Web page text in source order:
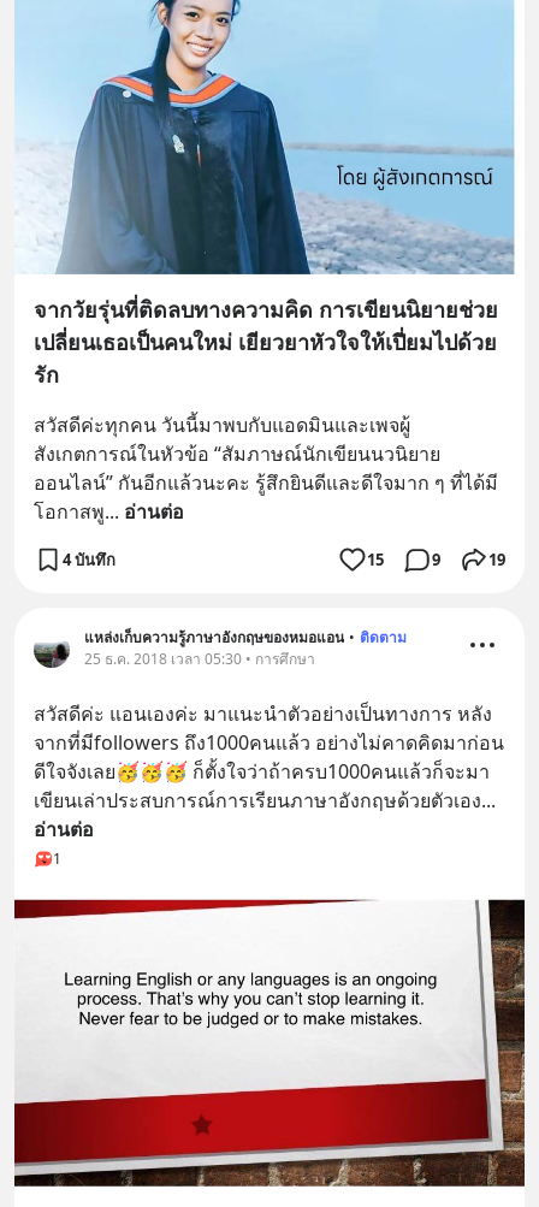
จากวัยรุ่นที่ติดลบทางความคิด การเขียนนิยายช่วย
เปลี่ยนเธอเป็นคนใหม่ เยียวยาหัวใจให้เปี่ยมไปด้วย
รัก
สวัสดีค่ะทุกคน วันนี้มาพบกับแอดมินและเพจผู้
สังเกตการณ์ในหัวข้อ “สัมภาษณ์นักเขียนนวนิยาย
ออนไลน์” กันอีกแล้วนะคะ รู้สึกยินดีและดีใจมาก ๆ ที่ได้มี
โอกาสพู... อ่านต่อ
4 บันทึก 15 9 19
แหล่งเก็บความรู้ภาษาอังกฤษของหมอแอน • ติดตาม
25 ธ.ค. 2018 เวลา 05:30 • การศึกษา
สวัสดีค่ะ แอนเองค่ะ มาแนะนำตัวอย่างเป็นทางการ หลัง
จากที่มีfollowers ถึง1000คนแล้ว อย่างไม่คาดคิดมาก่อน
ดีใจจังเลย🥳🥳🥳 ก็ตั้งใจว่าถ้าครบ1000คนแล้วก็จะมา
เขียนเล่าประสบการณ์การเรียนภาษาอังกฤษด้วยตัวเอง
อ่านต่อ
1